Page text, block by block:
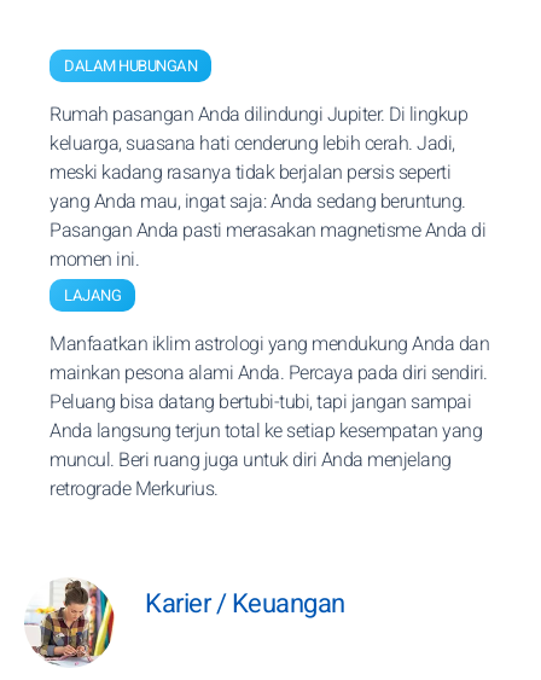
DALAM HUBUNGAN
Rumah pasangan Anda dilindungi Jupiter. Di lingkup
keluarga, suasana hati cenderung lebih cerah. Jadi,
meski kadang rasanya tidak berjalan persis seperti
yang Anda mau, ingat saja: Anda sedang beruntung.
Pasangan Anda pasti merasakan magnetisme Anda di
momen ini.
LAJANG
Manfaatkan iklim astrologi yang mendukung Anda dan
mainkan pesona alami Anda. Percaya pada diri sendiri.
Peluang bisa datang bertubi-tubi, tapi jangan sampai
Anda langsung terjun total ke setiap kesempatan yang
muncul. Beri ruang juga untuk diri Anda menjelang
retrograde Merkurius.
Karier / Keuangan